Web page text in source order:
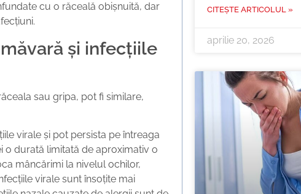
cu o răceală obișnuită, dar
și infecțiile
sau gripa, pot fi similare,
virale și pot persista pe întreaga
o durată limitată de aproximativ o
mâncărimi la nivelul ochilor,
virale sunt însoțite mai
CITEȘTE ARTICOLUL »
aprilie 20, 2026